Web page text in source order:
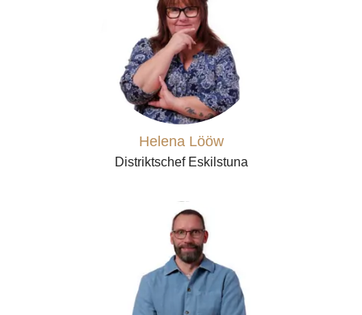
Helena Lööw
Distriktschef Eskilstuna